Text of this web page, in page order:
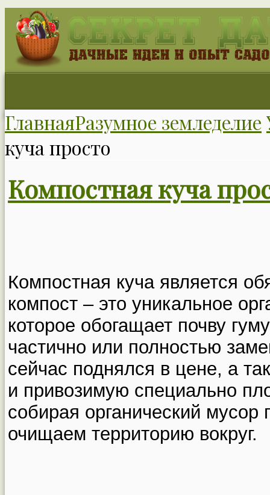
ГлавнаяРазумное земледелие
куча просто
Компостная куча
Компостная куча является
компост – это уникальное
которое обогащает почву
частично или полностью
сейчас поднялся в цене, а
и привозимую специально
собирая органический
очищаем территорию вокруг.